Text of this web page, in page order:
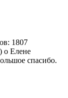
1807
о Елене
спасибо.